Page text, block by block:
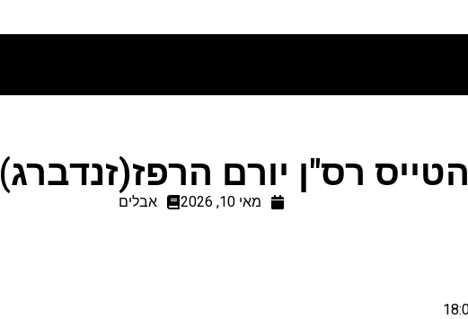
הטייס רס"ן יורם
מאי 10, 2026
אבלים